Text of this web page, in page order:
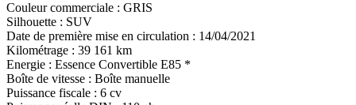
Couleur commerciale : GRIS
Silhouette : SUV
Date de première mise en circulation : 14/04/2021
Kilométrage : 39 161 km
Energie : Essence Convertible E85 *
Boîte de vitesse : Boîte manuelle
Puissance fiscale : 6 cv